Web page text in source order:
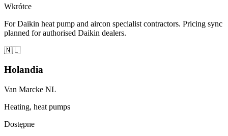
Wkrótce
For Daikin heat pump and aircon specialist contractors. Pricing sync
planned for authorised Daikin dealers.
🇳🇱
Holandia
Van Marcke NL
Heating, heat pumps
Dostępne